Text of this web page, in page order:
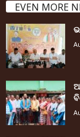
EVEN MORE